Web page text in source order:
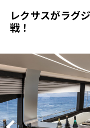
レクサスがラグ
戦！